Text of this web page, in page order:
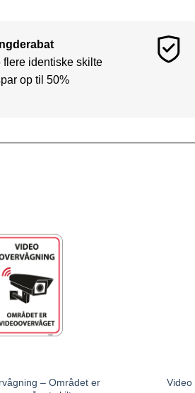
flere identiske skilte
op til 50%
– Området er
Video